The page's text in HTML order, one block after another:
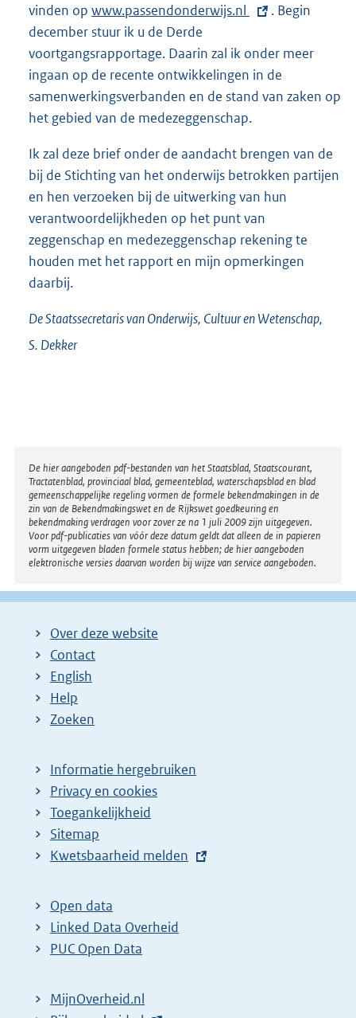
vinden op E
x
t
e
r
n
l
i
n
k
:
www.passendonderwijs.nl
. Begin
december stuur ik u de Derde
voortgangsrapportage. Daarin zal ik onder meer
ingaan op de recente ontwikkelingen in de
samenwerkingsverbanden en de stand van zaken op
het gebied van de medezeggenschap.
Ik zal deze brief onder de aandacht brengen van de
bij de Stichting van het onderwijs betrokken partijen
en hen verzoeken bij de uitwerking van hun
verantwoordelijkheden op het punt van
zeggenschap en medezeggenschap rekening te
houden met het rapport en mijn opmerkingen
daarbij.
De Staatssecretaris van Onderwijs, Cultuur en Wetenschap,
S. Dekker
Disclaimer
De hier aangeboden pdf-bestanden van het Staatsblad, Staatscourant,
Tractatenblad, provinciaal blad, gemeenteblad, waterschapsblad en blad
gemeenschappelijke regeling vormen de formele bekendmakingen in de
zin van de Bekendmakingswet en de Rijkswet goedkeuring en
bekendmaking verdragen voor zover ze na 1 juli 2009 zijn uitgegeven.
Voor pdf-publicaties van vóór deze datum geldt dat alleen de in papieren
vorm uitgegeven bladen formele status hebben; de hier aangeboden
elektronische versies daarvan worden bij wijze van service aangeboden.
Over deze website
Contact
English
Help
Zoeken
Informatie hergebruiken
Privacy en cookies
Toegankelijkheid
Sitemap
E
t
e
r
l
Kwetsbaarheid melden
Open data
Linked Data Overheid
PUC Open Data
MijnOverheid.nl